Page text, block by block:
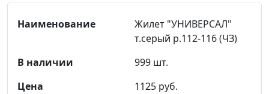
Жилет "УНИВЕРСАЛ"
т.серый р.112-116 (ЧЗ)
999 шт.
1125 руб.